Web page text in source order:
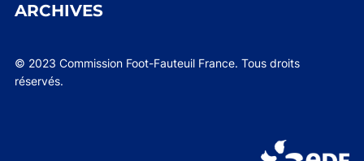
ARCHIVES
© 2023 Commission Foot-Fauteuil France. Tous droits
réservés.